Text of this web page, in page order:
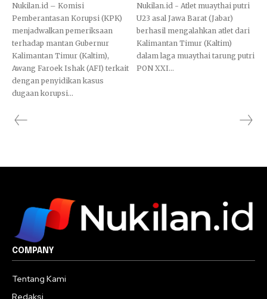
Nukilan.id – Komisi
Pemberantasan Korupsi (KPK)
menjadwalkan pemeriksaan
terhadap mantan Gubernur
Kalimantan Timur (Kaltim),
Awang Faroek Ishak (AFI) terkait
dengan penyidikan kasus
dugaan korupsi...
Nukilan.id - Atlet muaythai putri
U23 asal Jawa Barat (Jabar)
berhasil mengalahkan atlet dari
Kalimantan Timur (Kaltim)
dalam laga muaythai tarung putri
PON XXI...
COMPANY
Tentang Kami
Redaksi